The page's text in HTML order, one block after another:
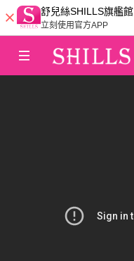
舒兒絲SHILLS旗艦館
立刻使用官方APP